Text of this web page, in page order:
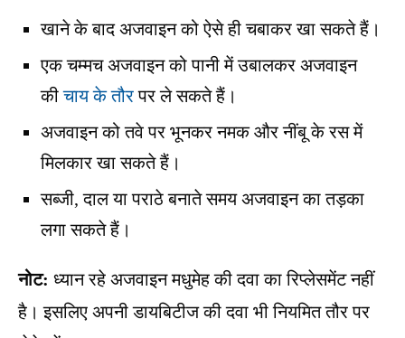
खाने के बाद अजवाइन को ऐसे ही चबाकर खा सकते हैं।
एक चम्मच अजवाइन को पानी में उबालकर अजवाइन
कीचाय के तौरपर ले सकते हैं।
अजवाइन को तवे पर भूनकर नमक और नींबू के रस में
मिलकार खा सकते हैं।
सब्जी, दाल या पराठे बनाते समय अजवाइन का तड़का
लगा सकते हैं।
नोट: ध्यान रहे अजवाइन मधुमेह की दवा का रिप्लेसमेंट नहीं
है। इसलिए अपनी डायबिटीज की दवा भी नियमित तौर पर